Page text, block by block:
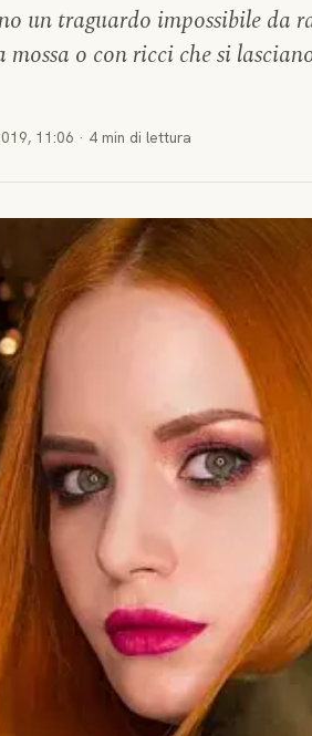
un traguardo impossibile da
mossa o con ricci che si
, 11:06 · 4 min di lettura